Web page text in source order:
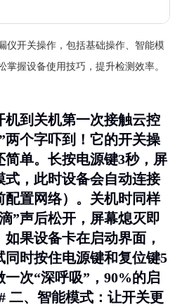
仪开关操作，包括基础操作、智能模
掌握设备使用技巧，提升检测效率。
机到关机第一次接触云控
两个字吓到！它的开关操
单。长按电源键3秒，屏
式，此时设备会自动连接
配置网络）。关机时同样
”声后松开，屏幕熄灭即
如果设备卡在启动界面，
同时按住电源键和复位键5
次“深呼吸”，90%的启
二、智能模式：让开关更